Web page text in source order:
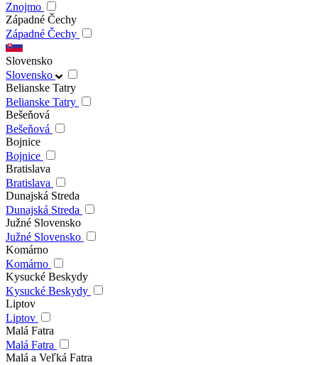
Znojmo
Západné Čechy
Západné Čechy
Slovensko
Slovensko
Belianske Tatry
Belianske Tatry
Bešeňová
Bešeňová
Bojnice
Bojnice
Bratislava
Bratislava
Dunajská Streda
Dunajská Streda
Južné Slovensko
Južné Slovensko
Komárno
Komárno
Kysucké Beskydy
Kysucké Beskydy
Liptov
Liptov
Malá Fatra
Malá Fatra
Malá a Veľká Fatra